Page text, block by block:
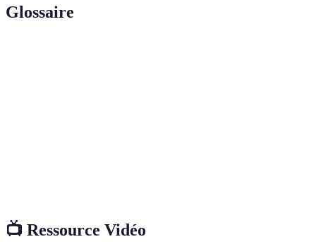
Glossaire
📺 Ressource Vidéo